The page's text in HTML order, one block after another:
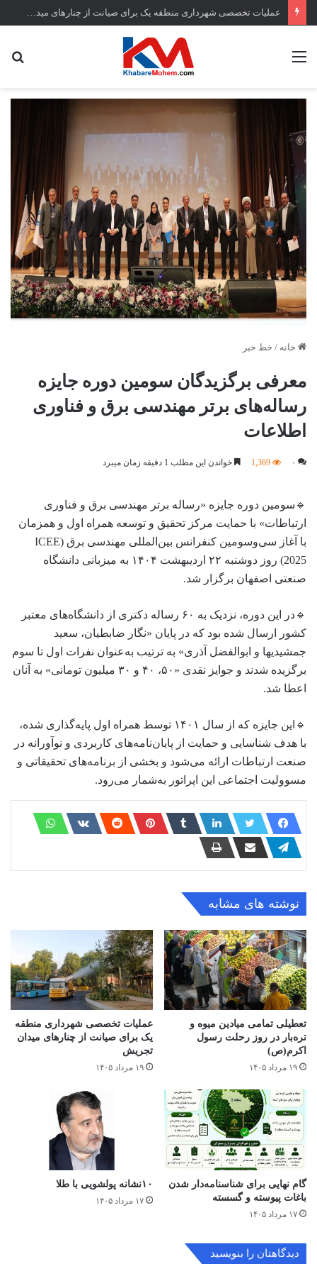
عملیات تخصصی شهرداری منطقه یک برای صیانت از چنارهای میدان تجریش
منو
خانه / خط خبر
معرفی برگزیدگان سومین دوره جایزه
رساله‌های برتر مهندسی برق و فناوری
اطلاعات
۰ 1,369 خواندن این مطلب 1 دقیقه زمان میبرد
🔹سومین دوره جایزه «رساله برتر مهندسی برق و فناوری
ارتباطات» با حمایت مرکز تحقیق و توسعه همراه اول و همزمان
با آغاز سی‌‌وسومین کنفرانس بین‌المللی مهندسی برق (ICEE
2025) روز دوشنبه ۲۲ اردیبهشت ۱۴۰۴ به میزبانی دانشگاه
صنعتی اصفهان برگزار شد.
🔹در این دوره، نزدیک به ۶۰ رساله دکتری از دانشگاه‌های معتبر
کشور ارسال شده بود که در پایان «نگار ضابطیان، سعید
جمشیدیها و ابوالفضل آذری» به ترتیب به‌عنوان نفرات اول تا سوم
برگزیده شدند و جوایز نقدی «۵۰، ۴۰ و ۳۰ میلیون تومانی» به آنان
اعطا شد.
🔹این جایزه که از سال ۱۴۰۱ توسط همراه اول پایه‌گذاری شده،
با هدف شناسایی و حمایت از پایان‌نامه‌های کاربردی و نوآورانه در
صنعت ارتباطات ارائه می‌شود و بخشی از برنامه‌های تحقیقاتی و
مسوولیت اجتماعی این اپراتور به‌شمار می‌رود.
نوشته های مشابه
تعطیلی تمامی میادین میوه و
تره‌بار در روز رحلت رسول
اکرم(ص)
۱۹ مرداد ۱۴۰۵
عملیات تخصصی شهرداری منطقه
یک برای صیانت از چنارهای میدان
تجریش
۱۹ مرداد ۱۴۰۵
گام نهایی برای شناسنامه‌دار شدن
باغات پیوسته و گسسته
۱۷ مرداد ۱۴۰۵
۱۰نشانه پولشویی با طلا
۱۷ مرداد ۱۴۰۵
دیدگاهتان را بنویسید